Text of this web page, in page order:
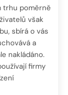
trhu poměrně
však
sbírá o vás
a
nakládáno.
firmy